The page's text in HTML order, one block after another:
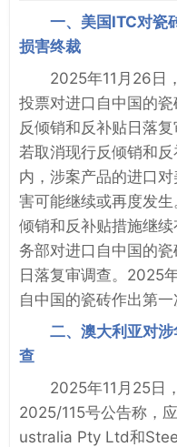
一、美国ITC对瓷
损害终裁
2025年11月26日
投票对进口自中国的
反倾销和反补贴日落
若取消现行反倾销和
内，涉案产品的进口
害可能继续或再度发
倾销和反补贴措施继
务部对进口自中国的
日落复审调查。2025
自中国的瓷砖作出第一
二、澳大利亚对
查
2025年11月25日
2025/115号公告称，
ustralia Pty Ltd和